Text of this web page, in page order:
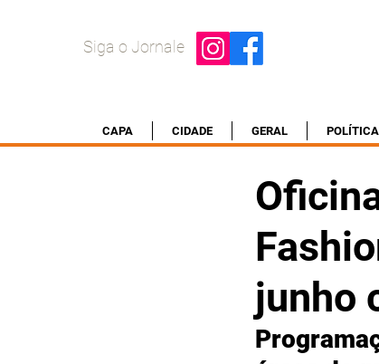
Siga o Jornale
CAPA CIDADE GERAL POLÍTICA
junho